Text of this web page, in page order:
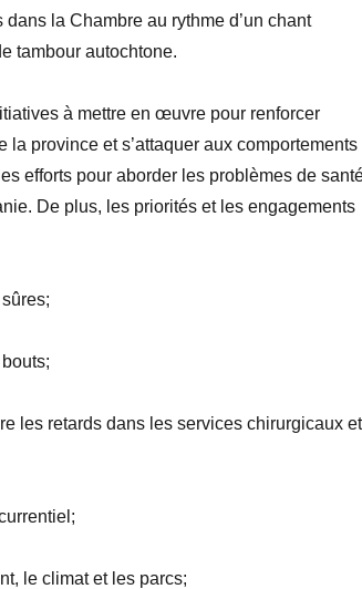
la Chambre au rythme d’un chant
tambour autochtone.
à mettre en œuvre pour renforcer
la province et s’attaquer aux comportements
efforts pour aborder les problèmes de
De plus, les priorités et les engagements
les retards dans les services chirurgicaux et
le climat et les parcs;